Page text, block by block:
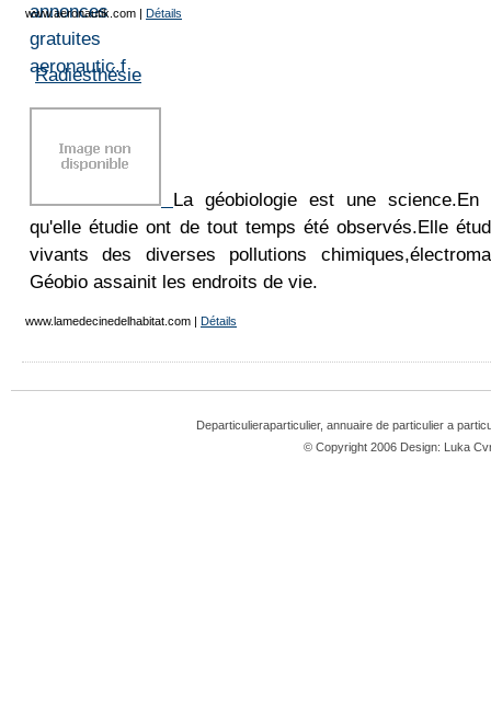
www.aeronautik.com | Détails
Radiesthésie
La géobiologie est une science.En
qu'elle étudie ont de tout temps été observés.Elle
vivants des diverses pollutions
Géobio assainit les endroits de vie.
www.lamedecinedelhabitat.com | Détails
Departiculieraparticulier, annuaire de particulier a
© Copyright 2006 Design: Luka